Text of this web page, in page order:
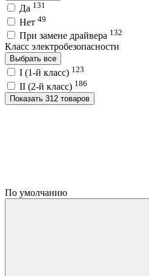
Да 131
Нет 49
При замене драйвера 132
Класс электробезопасности
Выбрать все
I (1-й класс) 123
II (2-й класс) 186
Показать 312 товаров
По умолчанию